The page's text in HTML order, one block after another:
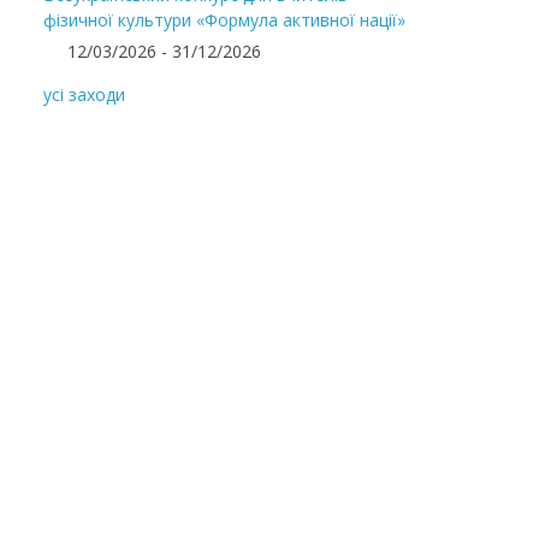
фізичної культури «Формула активної нації»
12/03/2026 - 31/12/2026
усі заходи